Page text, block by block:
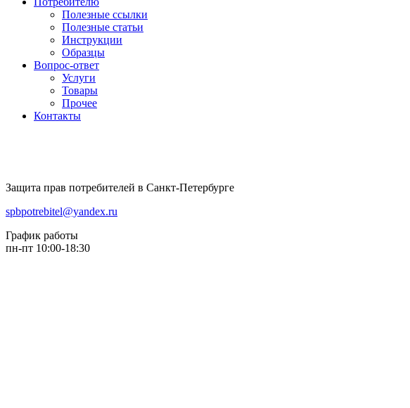
Полезные ссылки
Полезные статьи
Инструкции
Образцы
Вопрос-ответ
Услуги
Товары
Прочее
Контакты
Защита прав потребителей в Санкт-Петербурге
spbpotrebitel@yandex.ru
График работы
пн-пт 10:00-18:30